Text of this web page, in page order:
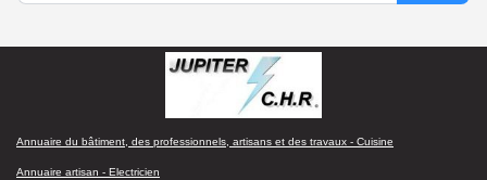
Annuaire du bâtiment, des professionnels, artisans et des travaux - Cuisine
Annuaire artisan - Electricien